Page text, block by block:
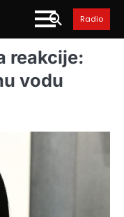
Radio
reakcije:
vodu